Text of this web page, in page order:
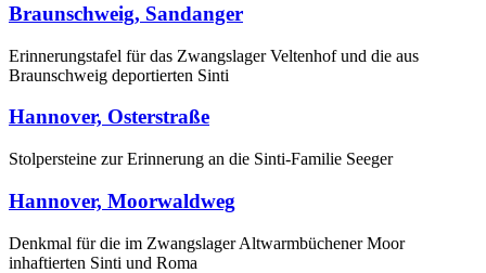
Braunschweig, Sandanger
Erinnerungstafel für das Zwangslager Veltenhof und die aus
Braunschweig deportierten Sinti
Hannover, Osterstraße
Stolpersteine zur Erinnerung an die Sinti-Familie Seeger
Hannover, Moorwaldweg
Denkmal für die im Zwangslager Altwarmbüchener Moor
inhaftierten Sinti und Roma